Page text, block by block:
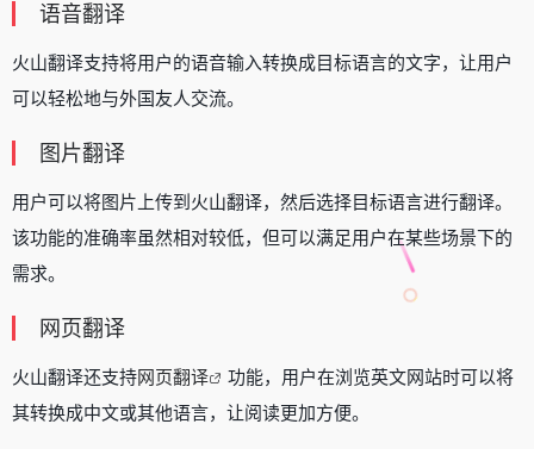
语音翻译
火山翻译支持将用户的语音输入转换成目标语言的文字，让用户
可以轻松地与外国友人交流。
图片翻译
用户可以将图片上传到火山翻译，然后选择目标语言进行翻译。
该功能的准确率虽然相对较低，但可以满足用户在某些场景下的
需求。
网页翻译
火山翻译还支持网页翻译
功能，用户在浏览英文网站时可以将
其转换成中文或其他语言，让阅读更加方便。